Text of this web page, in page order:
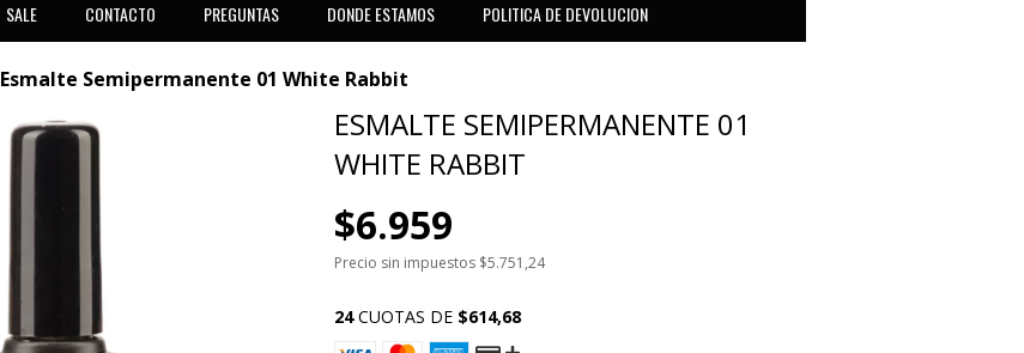
SALE CONTACTO PREGUNTAS DONDE ESTAMOS POLITICA DE DEVOLUCION
Esmalte Semipermanente 01 White Rabbit
ESMALTE SEMIPERMANENTE 01
WHITE RABBIT
$6.959
Precio sin impuestos $5.751,24
24 CUOTAS DE $614,68